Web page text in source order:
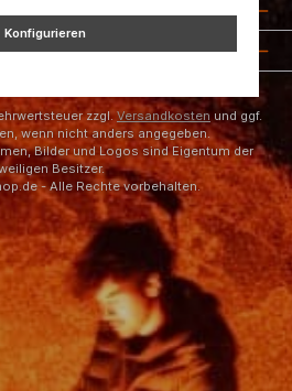
zzgl. Versandkostenund ggf.
wenn nicht anders angegeben.
Bilder und Logos sind Eigentum der
Besitzer.
- Alle Rechte vorbehalten.
Konfigurieren